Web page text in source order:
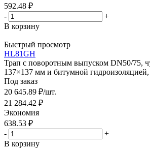
592.48 ₽
-
+
В корзину
Быстрый просмотр
HL81GH
Трап с поворотным выпуском DN50/75,
137×137 мм и битумной гидроизоляцией,
Под заказ
20 645.89 ₽/шт.
21 284.42 ₽
Экономия
638.53 ₽
-
+
В корзину